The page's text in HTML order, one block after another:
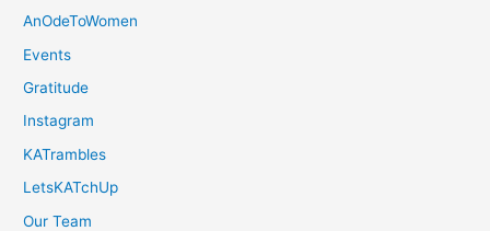
AnOdeToWomen
Events
Gratitude
Instagram
KATrambles
LetsKATchUp
Our Team